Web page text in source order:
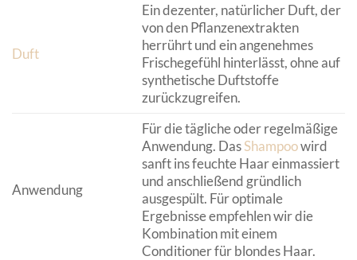
Duft
Ein dezenter, natürlicher Duft, der
von den Pflanzenextrakten
herrührt und ein angenehmes
Frischegefühl hinterlässt, ohne auf
synthetische Duftstoffe
zurückzugreifen.
Anwendung
Für die tägliche oder regelmäßige
Anwendung. DasShampoowird
sanft ins feuchte Haar einmassiert
und anschließend gründlich
ausgespült. Für optimale
Ergebnisse empfehlen wir die
Kombination mit einem
Conditioner für blondes Haar.